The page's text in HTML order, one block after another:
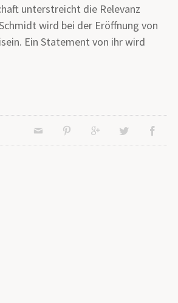
unterstreicht die Relevanz
wird bei der Eröffnung von
Ein Statement von ihr wird